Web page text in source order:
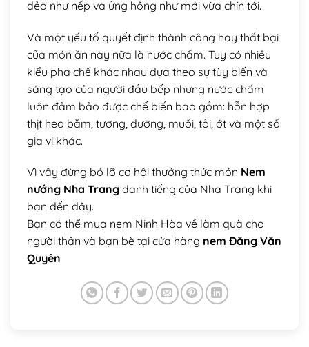
dẻo như nếp và ửng hồng như mới vừa chín tới.
Và một yếu tố quyết định thành công hay thất bại
của món ăn này nữa là nước chấm. Tuy có nhiều
kiểu pha chế khác nhau dựa theo sự tùy biến và
sáng tạo của người đầu bếp nhưng nước chấm
luôn đảm bảo được chế biến bao gồm: hỗn hợp
thịt heo băm, tương, đường, muối, tỏi, ớt và một số
gia vị khác.
Vì vậy đừng bỏ lỡ cơ hội thưởng thức món Nem
nướng Nha Trang danh tiếng của Nha Trang khi
bạn đến đây.
Bạn có thể mua nem Ninh Hòa về làm quà cho
người thân và bạn bè tại cửa hàng nem Đăng Văn
Quyên